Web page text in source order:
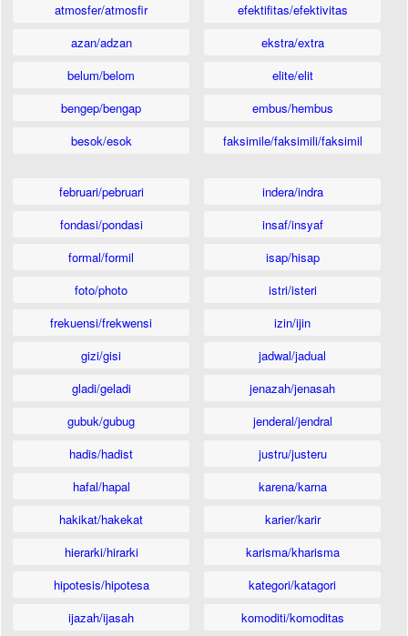
atmosfer/atmosfir
azan/adzan
belum/belom
bengep/bengap
besok/esok
efektifitas/efektivitas
ekstra/extra
elite/elit
embus/hembus
faksimile/faksimili/faksimil
februari/pebruari
fondasi/pondasi
formal/formil
foto/photo
frekuensi/frekwensi
gizi/gisi
gladi/geladi
gubuk/gubug
hadis/hadist
hafal/hapal
hakikat/hakekat
hierarki/hirarki
hipotesis/hipotesa
ijazah/ijasah
indera/indra
insaf/insyaf
isap/hisap
istri/isteri
izin/ijin
jadwal/jadual
jenazah/jenasah
jenderal/jendral
justru/justeru
karena/karna
karier/karir
karisma/kharisma
kategori/katagori
komoditi/komoditas